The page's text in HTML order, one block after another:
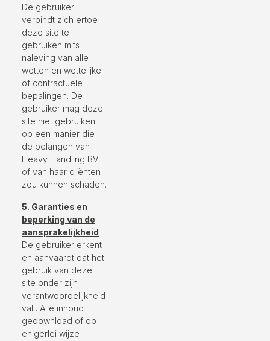
De gebruiker
verbindt zich ertoe
deze site te
gebruiken mits
naleving van alle
wetten en wettelijke
of contractuele
bepalingen. De
gebruiker mag deze
site niet gebruiken
op een manier die
de belangen van
Heavy Handling BV
of van haar cliënten
zou kunnen schaden.
5. Garanties en
beperking van de
aansprakelijkheid
De gebruiker erkent
en aanvaardt dat het
gebruik van deze
site onder zijn
verantwoordelijkheid
valt. Alle inhoud
gedownload of op
enigerlei wijze